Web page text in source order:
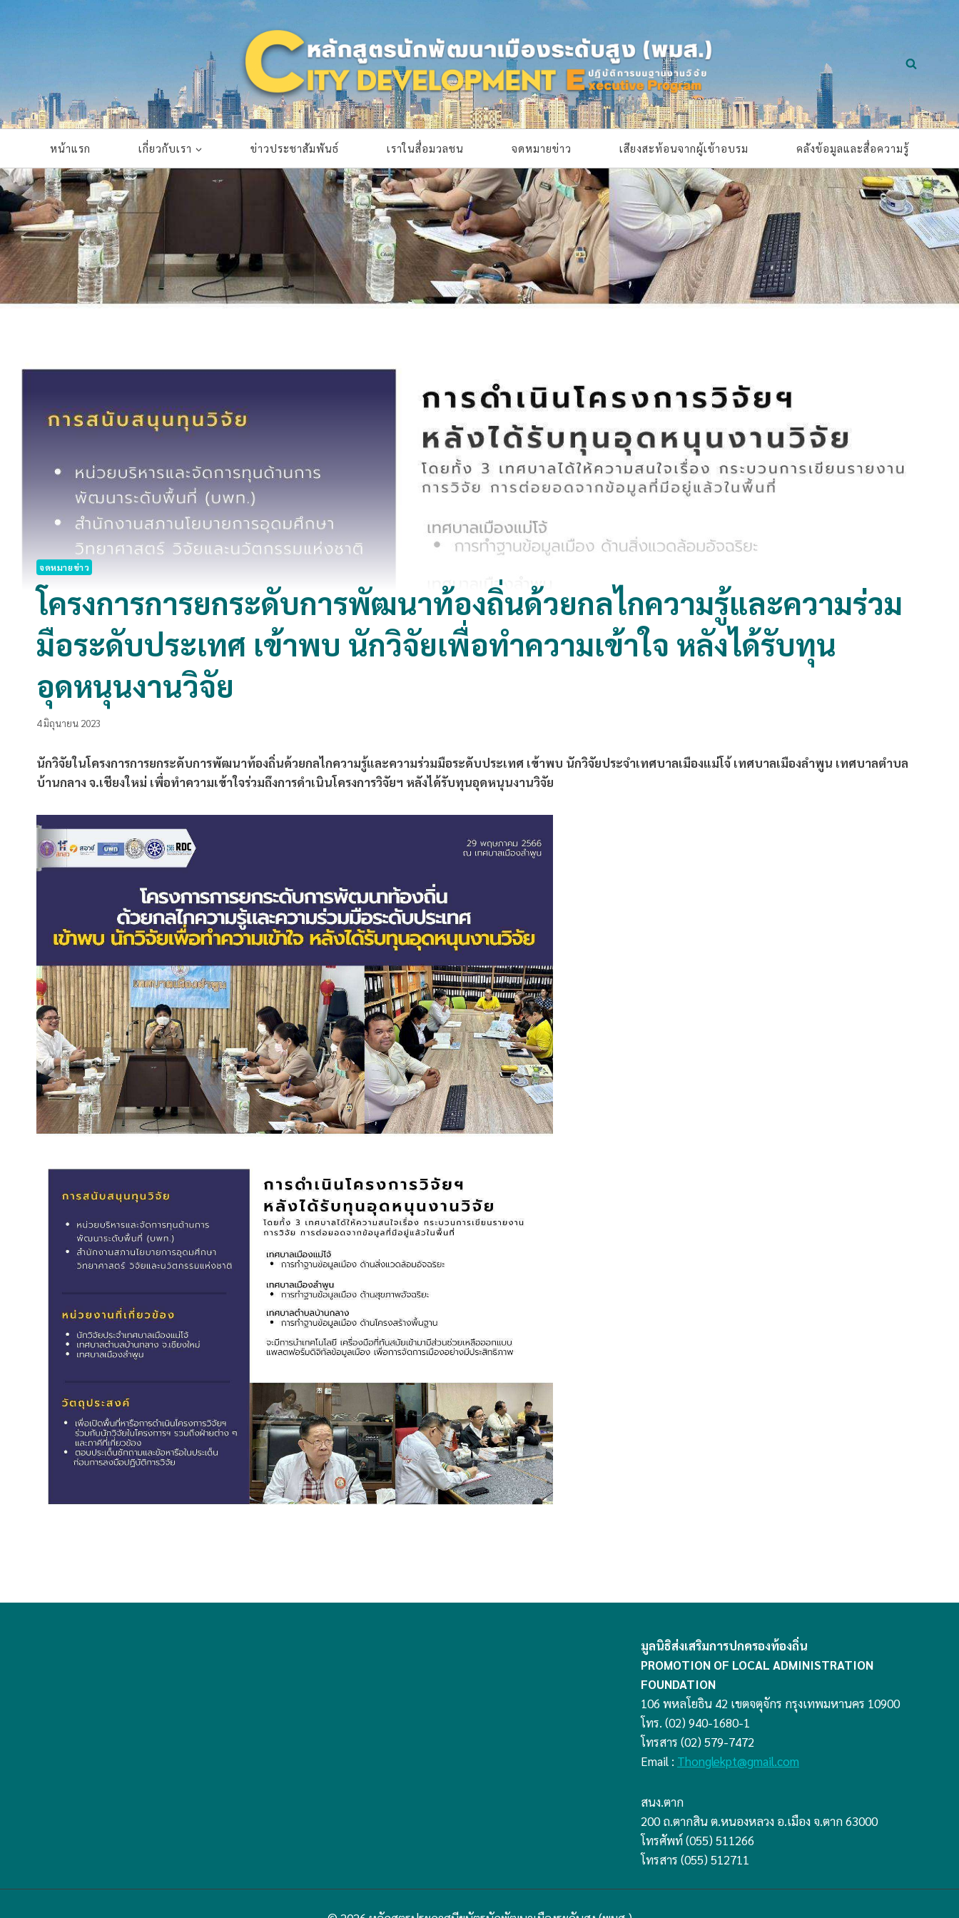
หน้าแรก เกี่ยวกับเรา ข่าวประชาสัมพันธ์ เราในสื่อมวลชน จดหมายข่าว เสียงสะท้อนจากผู้เข้าอบรม คลังข้อมูลและสื่อความรู้
จดหมายข่าว
โครงการการยกระดับการพัฒนาท้องถิ่นด้วยกลไกความรู้และความร่วม
มือระดับประเทศ เข้าพบ นักวิจัยเพื่อทำความเข้าใจ หลังได้รับทุน
อุดหนุนงานวิจัย
4 มิถุนายน 2023
นักวิจัยในโครงการการยกระดับการพัฒนาท้องถิ่นด้วยกลไกความรู้และความร่วมมือระดับประเทศ เข้าพบ นักวิจัยประจำเทศบาลเมืองแม่โจ้ เทศบาลเมืองลำพูน เทศบาลตำบล
บ้านกลาง จ.เชียงใหม่ เพื่อทำความเข้าใจร่วมถึงการดำเนินโครงการวิจัยฯ หลังได้รับทุนอุดหนุนงานวิจัย
มูลนิธิส่งเสริมการปกครองท้องถิ่น
PROMOTION OF LOCAL ADMINISTRATION
FOUNDATION
106 พหลโยธิน 42 เขตจตุจักร กรุงเทพมหานคร 10900
โทร. (02) 940-1680-1
โทรสาร (02) 579-7472
Email : Thonglekpt@gmail.com
สนง.ตาก
200 ถ.ตากสิน ต.หนองหลวง อ.เมือง จ.ตาก 63000
โทรศัพท์ (055) 511266
โทรสาร (055) 512711